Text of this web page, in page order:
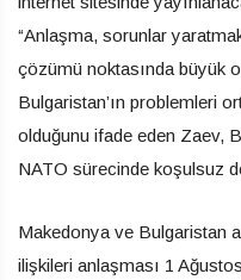
“Anlaşma, sorunlar
çözümü noktasında büyük
Bulgaristan’ın problemleri
olduğunu ifade eden Zaev,
NATO sürecinde koşulsuz
Makedonya ve Bulgaristan
ilişkileri anlaşması 1